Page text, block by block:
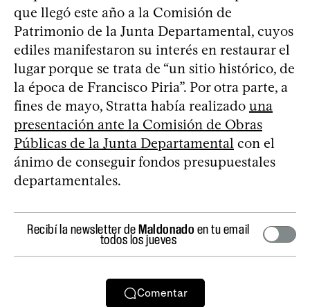
que llegó este año a la Comisión de
Patrimonio de la Junta Departamental, cuyos
ediles manifestaron su interés en restaurar el
lugar porque se trata de “un sitio histórico, de
la época de Francisco Piria”. Por otra parte, a
fines de mayo, Stratta había realizado una
presentación ante la Comisión de Obras
Públicas de la Junta Departamental con el
ánimo de conseguir fondos presupuestales
departamentales.
Recibí la newsletter deMaldonado en tu email
todos los jueves
Comentar